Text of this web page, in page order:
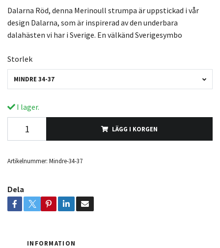
Dalarna Röd, denna Merinoull strumpa är uppstickad i vår
design Dalarna, som är inspirerad av den underbara
dalahästen vi har i Sverige. En välkänd Sverigesymbo
Storlek
MINDRE 34-37
I lager.
LÄGG I KORGEN
Artikelnummer: Mindre-34-37
Dela
INFORMATION